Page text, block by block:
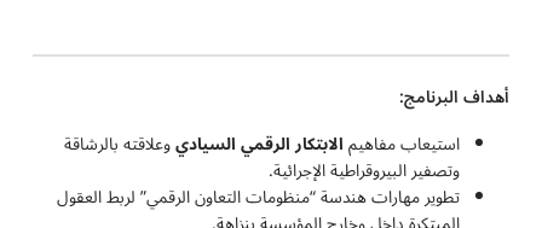
أهداف البرنامج:
استيعاب مفاهيمالابتكار الرقمي السياديوعلاقته بالرشاقة
وتصفير البيروقراطية الإجرائية.
تطوير مهارات هندسة “منظومات التعاون الرقمي” لربط العقول